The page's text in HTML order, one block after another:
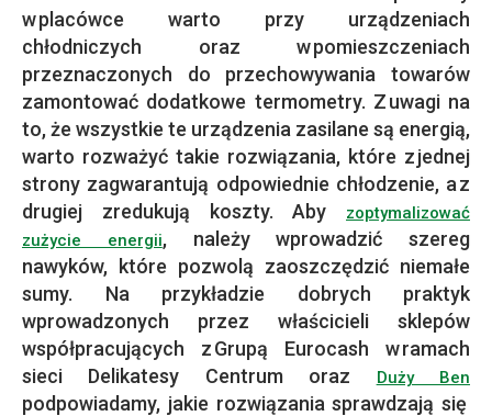
w placówce warto przy urządzeniach
chłodniczych oraz w pomieszczeniach
przeznaczonych do przechowywania towarów
zamontować dodatkowe termometry. Z uwagi na
to, że wszystkie te urządzenia zasilane są energią,
warto rozważyć takie rozwiązania, które z jednej
strony zagwarantują odpowiednie chłodzenie, a z
drugiej zredukują koszty. Aby
zoptymalizować
zużycie energii, należy wprowadzić szereg
nawyków, które pozwolą zaoszczędzić niemałe
sumy. Na przykładzie dobrych praktyk
wprowadzonych przez właścicieli sklepów
współpracujących z Grupą Eurocash w ramach
sieci Delikatesy Centrum oraz
Duży Ben
podpowiadamy, jakie rozwiązania sprawdzają się